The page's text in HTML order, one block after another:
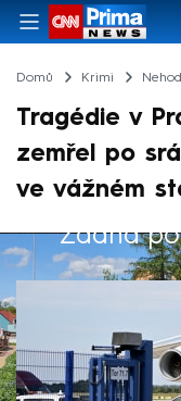
Domů Krimi
Tragédie v
zemřel po
ve vážném
Žádná
Výběr redakce